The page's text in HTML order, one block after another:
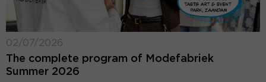
02/07/2026
The complete program of Modefabriek
Summer 2026